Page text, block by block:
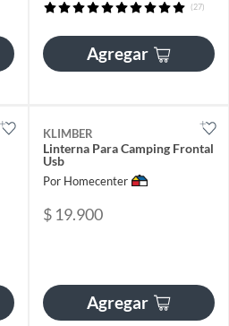
(27)
Agregar
KLIMBER
Linterna Para Camping Frontal
Usb
Por Homecenter
$ 19.900
Agregar